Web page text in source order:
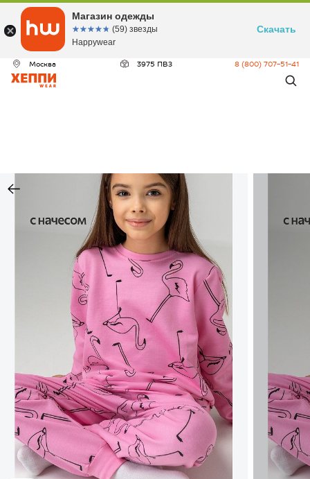
Москва 3975 ПВЗ 8 (800) 707-51-41
Магазин одежды
☆☆☆☆☆
★★★★★ (59) звезды
Happywear
Скачать